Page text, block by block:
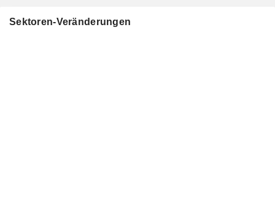
Sektoren-Veränderungen